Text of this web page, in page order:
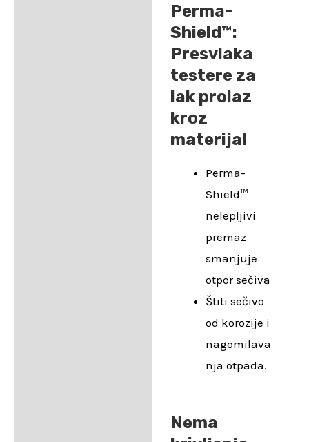
Perma-
Shield™:
Presvlaka
testere za
lak prolaz
kroz
materijal
Perma-
Shield™
nelepljivi
premaz
smanjuje
otpor sečiva
Štiti sečivo
od korozije i
nagomilava
nja otpada.
Nema